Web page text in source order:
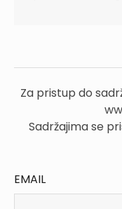
Za pristup do
Sadržajima se
EMAIL